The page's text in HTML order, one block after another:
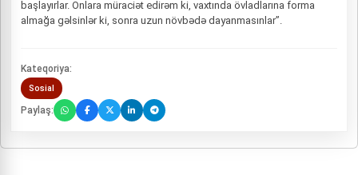
başlayırlar. Onlara müraciət edirəm ki, vaxtında övladlarına forma
almağa gəlsinlər ki, sonra uzun növbədə dayanmasınlar”.
Kateqoriya:
Sosial
Paylaş: